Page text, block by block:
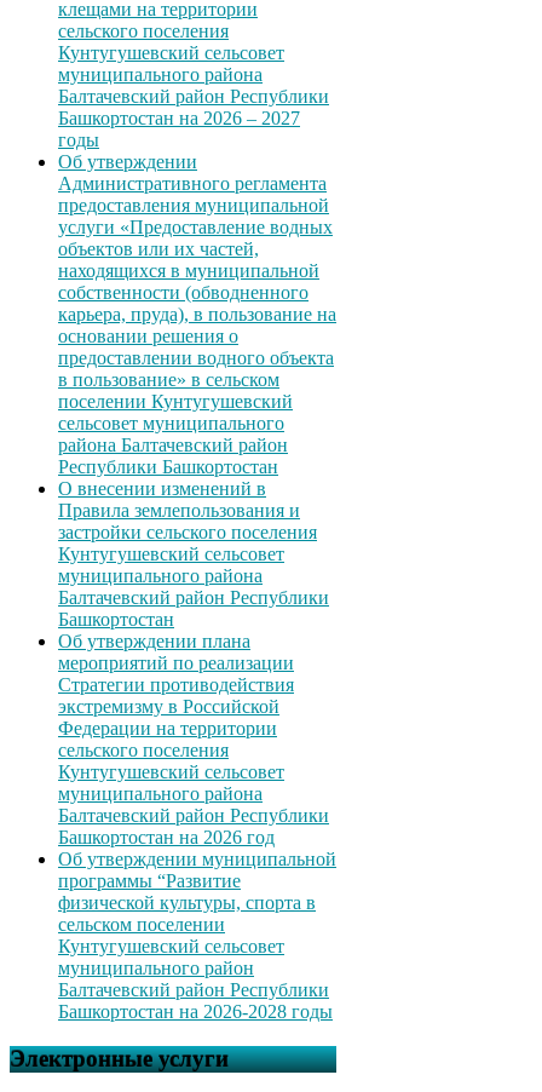
клещами на территории
сельского поселения
Кунтугушевский сельсовет
муниципального района
Балтачевский район Республики
Башкортостан на 2026 – 2027
годы
Об утверждении
Административного регламента
предоставления муниципальной
услуги «Предоставление водных
объектов или их частей,
находящихся в муниципальной
собственности (обводненного
карьера, пруда), в пользование на
основании решения о
предоставлении водного объекта
в пользование» в сельском
поселении Кунтугушевский
сельсовет муниципального
района Балтачевский район
Республики Башкортостан
О внесении изменений в
Правила землепользования и
застройки сельского поселения
Кунтугушевский сельсовет
муниципального района
Балтачевский район Республики
Башкортостан
Об утверждении плана
мероприятий по реализации
Стратегии противодействия
экстремизму в Российской
Федерации на территории
сельского поселения
Кунтугушевский сельсовет
муниципального района
Балтачевский район Республики
Башкортостан на 2026 год
Об утверждении муниципальной
программы “Развитие
физической культуры, спорта в
сельском поселении
Кунтугушевский сельсовет
муниципального район
Балтачевский район Республики
Башкортостан на 2026-2028 годы
Электронные услуги